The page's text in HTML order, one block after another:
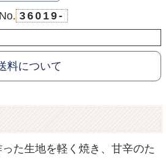
36019-
料について
た生地を軽く焼き、甘辛のた